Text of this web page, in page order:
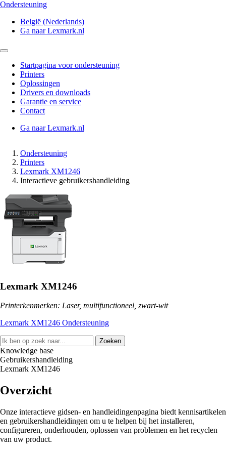
Ondersteuning
België (Nederlands)
Ga naar Lexmark.nl
Startpagina voor ondersteuning
Printers
Oplossingen
Drivers en downloads
Garantie en service
Contact
Ga naar Lexmark.nl
Ondersteuning
Printers
Lexmark XM1246
Interactieve gebruikershandleiding
Lexmark XM1246
Printerkenmerken: Laser, multifunctioneel, zwart-wit
Lexmark XM1246 Ondersteuning
Zoeken
Knowledge base
Gebruikershandleiding
Lexmark XM1246
Overzicht
Onze interactieve gidsen- en handleidingenpagina biedt kennisartikelen
en gebruikershandleidingen om u te helpen bij het installeren,
configureren, onderhouden, oplossen van problemen en het recyclen
van uw product.